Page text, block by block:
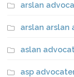
arslan
arslan arslan
aslan
asp